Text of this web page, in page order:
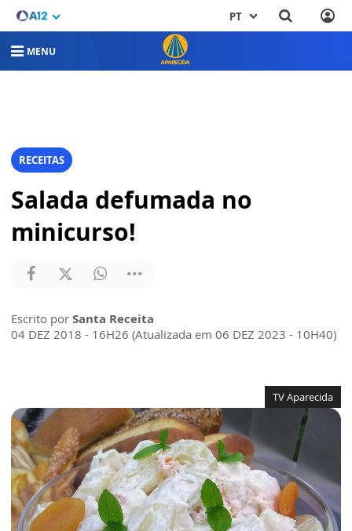
PT
MENU
RECEITAS
Salada defumada no
minicurso!
Escrito por Santa Receita
04 DEZ 2018 - 16H26 (Atualizada em 06 DEZ 2023 - 10H40)
TV Aparecida